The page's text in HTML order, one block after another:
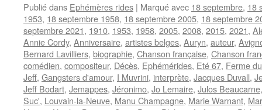
Publié dans Ephémères rides | Marqué avec 18 septembre, 18
1953, 18 septembre 1958, 18 septembre 2005, 18 septembre
septembre 2021, 1910, 1953, 1958, 2005, 2008, 2015, 2021,
Annie Cordy, Anniversaire, artistes belges, Auryn, auteur,
Bernard Lavilliers, biographie, Chanson française, Chanson
comédien, compositeur, Décès, Ephémérides, Eté 67, Ferme
Jeff, Gangsters d'amour, I Muvrini, interprète, Jacques Duvall,
Jeff Bodart, Jemappes, Jéronimo, Jo Lemaire, Julos Beaucarne
Suc', Louvain-la-Neuve, Manu Champagne, Marie Warnant,